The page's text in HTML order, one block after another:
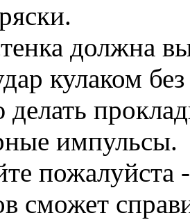
должна
кулаком
импульсы.
пожалуйста
сможет